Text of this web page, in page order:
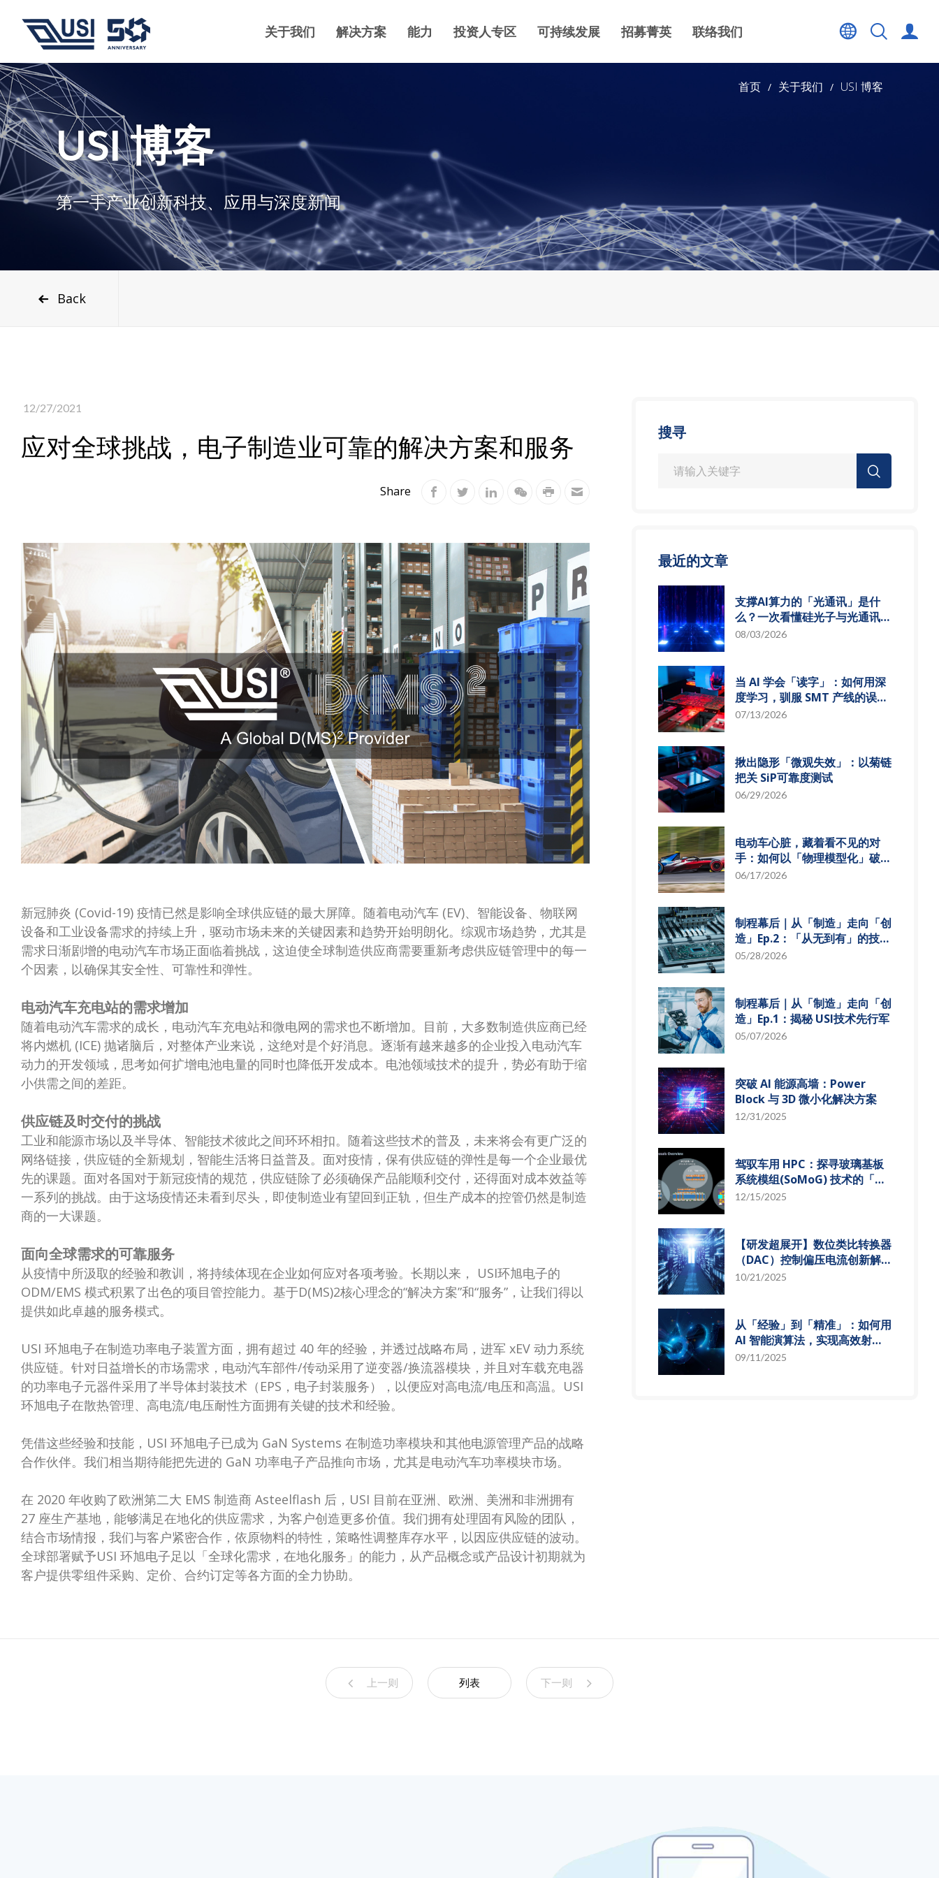
关于我们 解决方案 能力 投资人专区 可持续发展 招募菁英 联络我们
首页 关于我们 USI 博客
USI 博客
第一手产业创新科技、应用与深度新闻
Back
12/27/2021
应对全球挑战，电子制造业可靠的解决方案和服务
Share
新冠肺炎 (Covid-19) 疫情已然是影响全球供应链的最大屏障。随着电动汽车 (EV)、智能设备、物联网
设备和工业设备需求的持续上升，驱动市场未来的关键因素和趋势开始明朗化。综观市场趋势，尤其是
需求日渐剧增的电动汽车市场正面临着挑战，这迫使全球制造供应商需要重新考虑供应链管理中的每一
个因素，以确保其安全性、可靠性和弹性。
电动汽车充电站的需求增加
随着电动汽车需求的成长，电动汽车充电站和微电网的需求也不断增加。目前，大多数制造供应商已经
将内燃机 (ICE) 抛诸脑后，对整体产业来说，这绝对是个好消息。逐渐有越来越多的企业投入电动汽车
动力的开发领域，思考如何扩增电池电量的同时也降低开发成本。电池领域技术的提升，势必有助于缩
小供需之间的差距。
供应链及时交付的挑战
工业和能源市场以及半导体、智能技术彼此之间环环相扣。随着这些技术的普及，未来将会有更广泛的
网络链接，供应链的全新规划，智能生活将日益普及。面对疫情，保有供应链的弹性是每一个企业最优
先的课题。面对各国对于新冠疫情的规范，供应链除了必须确保产品能顺利交付，还得面对成本效益等
一系列的挑战。由于这场疫情还未看到尽头，即使制造业有望回到正轨，但生产成本的控管仍然是制造
商的一大课题。
面向全球需求的可靠服务
从疫情中所汲取的经验和教训，将持续体现在企业如何应对各项考验。长期以来， USI环旭电子的
ODM/EMS 模式积累了出色的项目管控能力。基于D(MS)2核心理念的“解决方案”和“服务”，让我们得以
提供如此卓越的服务模式。
USI 环旭电子在制造功率电子装置方面，拥有超过 40 年的经验，并透过战略布局，进军 xEV 动力系统
供应链。针对日益增长的市场需求，电动汽车部件/传动采用了逆变器/换流器模块，并且对车载充电器
的功率电子元器件采用了半导体封装技术（EPS，电子封装服务），以便应对高电流/电压和高温。USI
环旭电子在散热管理、高电流/电压耐性方面拥有关键的技术和经验。
凭借这些经验和技能，USI 环旭电子已成为 GaN Systems 在制造功率模块和其他电源管理产品的战略
合作伙伴。我们相当期待能把先进的 GaN 功率电子产品推向市场，尤其是电动汽车功率模块市场。
在 2020 年收购了欧洲第二大 EMS 制造商 Asteelflash 后，USI 目前在亚洲、欧洲、美洲和非洲拥有
27 座生产基地，能够满足在地化的供应需求，为客户创造更多价值。我们拥有处理固有风险的团队，
结合市场情报，我们与客户紧密合作，依原物料的特性，策略性调整库存水平，以因应供应链的波动。
全球部署赋予USI 环旭电子足以「全球化需求，在地化服务」的能力，从产品概念或产品设计初期就为
客户提供零组件采购、定价、合约订定等各方面的全力协助。
搜寻
最近的文章
支撑AI算力的「光通讯」是什
么？一次看懂硅光子与光通讯模
组发展趋势
08/03/2026
当 AI 学会「读字」：如何用深
度学习，驯服 SMT 产线的误报
风暴
07/13/2026
揪出隐形「微观失效」：以菊链
把关 SiP可靠度测试
06/29/2026
电动车心脏，藏着看不见的对
手：如何以「物理模型化」破解
损耗难题？
06/17/2026
制程幕后｜从「制造」走向「创
造」Ep.2：「从无到有」的技术
革新
05/28/2026
制程幕后｜从「制造」走向「创
造」Ep.1：揭秘 USI技术先行军
05/07/2026
突破 AI 能源高墙：Power
Block 与 3D 微小化解决方案
12/31/2025
驾驭车用 HPC：探寻玻璃基板
系统模组(SoMoG) 技术的「最
佳甜蜜点」
12/15/2025
【研发超展开】数位类比转换器
（DAC）控制偏压电流创新解
决方案，智慧电源的关键突破
10/21/2025
从「经验」到「精准」：如何用
AI 智能演算法，实现高效射频
预测模型
09/11/2025
上一则 列表 下一则